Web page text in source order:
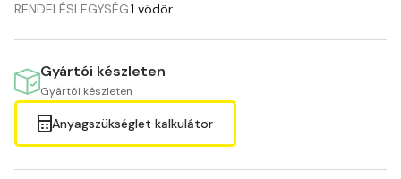
RENDELÉSI EGYSÉG1 vödör
Gyártói készleten
Gyártói készleten
Anyagszükséglet kalkulátor